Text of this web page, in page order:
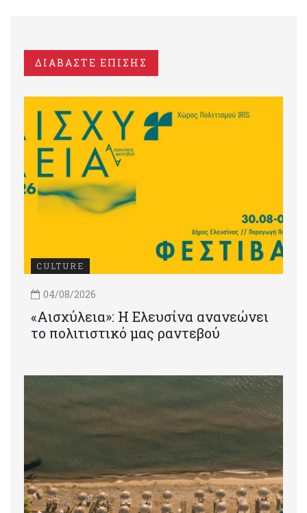
ΔΙΑΒΑΣΤΕ ΕΠΙΣΗΣ
CULTURE
04/08/2026
«Αισχύλεια»: Η Ελευσίνα ανανεώνει
το πολιτιστικό μας ραντεβού